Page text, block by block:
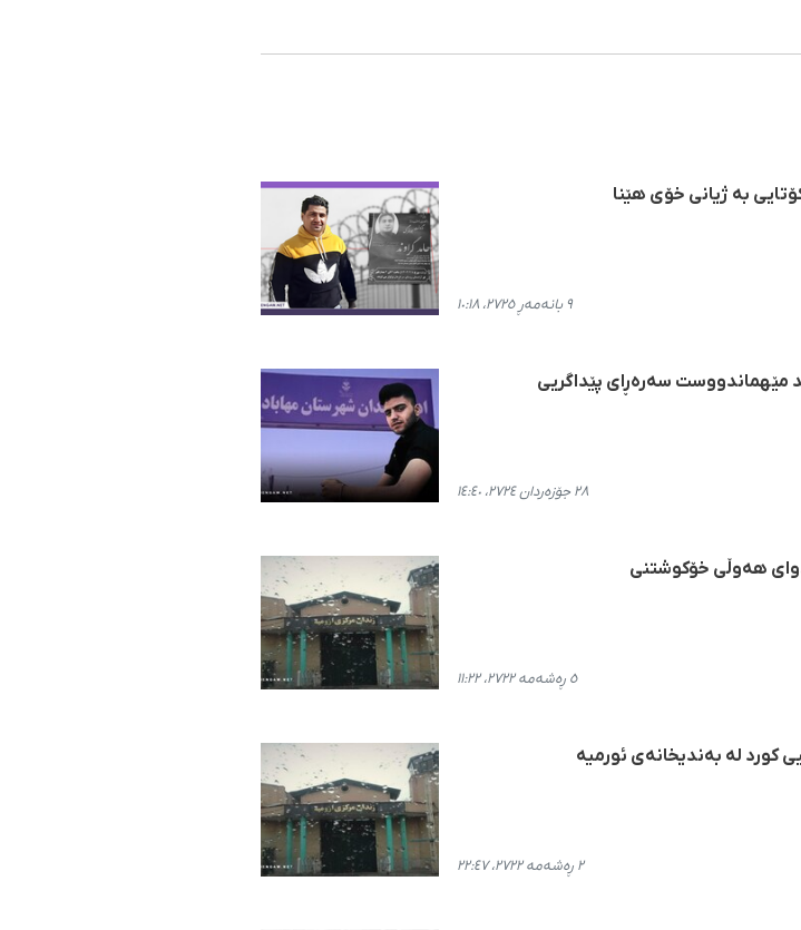
بە ژیانی خۆی هێنا
٩ بانەمەڕ ٢٧٢٥، ١٠:١٨
مێهماندووست سەرەڕای پێداگریی
٢٨ جۆزەردان ٢٧٢٤، ١٤:٤٠
هەوڵی خۆکوشتنی
٥ ڕەشەمە ٢٧٢٢، ١١:٢٢
لە بەندیخانەی ئورمیە
٢ ڕەشەمە ٢٧٢٢، ٢٢:٤٧